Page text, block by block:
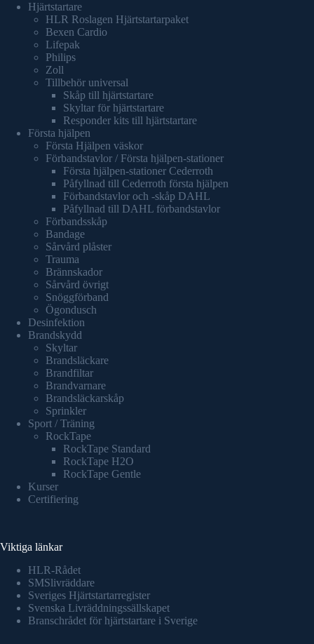
Hjärtstartare
HLR Roslagen Hjärtstartarpaket
Bexen Cardio
Lifepak
Philips
Zoll
Tillbehör universal
Skåp till hjärtstartare
Skyltar för hjärtstartare
Responder kits till hjärtstartare
Första hjälpen
Första Hjälpen väskor
Förbandstavlor / Första hjälpen-stationer
Första hjälpen-stationer Cederroth
Påfyllnad till Cederroth första hjälpen
Förbandstavlor och -skåp DAHL
Påfyllnad till DAHL förbandstavlor
Förbandsskåp
Bandage
Sårvård plåster
Trauma
Brännskador
Sårvård övrigt
Snöggförband
Ögondusch
Desinfektion
Brandskydd
Skyltar
Brandsläckare
Brandfiltar
Brandvarnare
Brandsläckarskåp
Sprinkler
Sport / Träning
RockTape
RockTape Standard
RockTape H2O
RockTape Gentle
Kurser
Certifiering
Viktiga länkar
HLR-Rådet
SMSlivräddare
Sveriges Hjärtstartarregister
Svenska Livräddningssällskapet
Branschrådet för hjärtstartare i Sverige